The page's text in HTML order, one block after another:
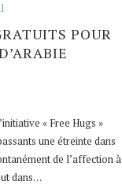
POUR
« Free Hugs »
une étreinte dans
de l’affection à
dans…